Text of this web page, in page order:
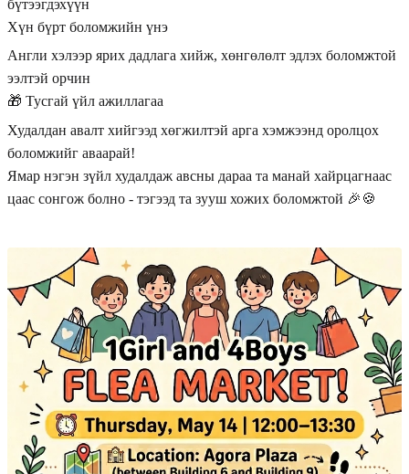
бүтээгдэхүүн
Хүн бүрт боломжийн үнэ
Англи хэлээр ярих дадлага хийж, хөнгөлөлт эдлэх боломжтой
ээлтэй орчин
🎁 Тусгай үйл ажиллагаа
Худалдан авалт хийгээд хөгжилтэй арга хэмжээнд оролцох
боломжийг аваарай!
Ямар нэгэн зүйл худалдаж авсны дараа та манай хайрцагнаас
цаас сонгож болно - тэгээд та зууш хожих боломжтой 🎉🍪